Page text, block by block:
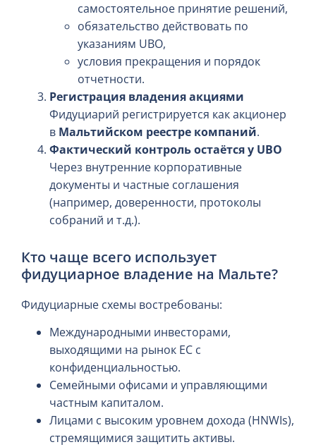
самостоятельное принятие решений,
обязательство действовать по
указаниям UBO,
условия прекращения и порядок
отчетности.
Регистрация владения акциями
Фидуциарий регистрируется как акционер
в Мальтийском реестре компаний.
Фактический контроль остаётся у UBO
Через внутренние корпоративные
документы и частные соглашения
(например, доверенности, протоколы
собраний и т.д.).
Кто чаще всего использует
фидуциарное владение на Мальте?
Фидуциарные схемы востребованы:
Международными инвесторами,
выходящими на рынок ЕС с
конфиденциальностью.
Семейными офисами и управляющими
частным капиталом.
Лицами с высоким уровнем дохода (HNWIs),
стремящимися защитить активы.